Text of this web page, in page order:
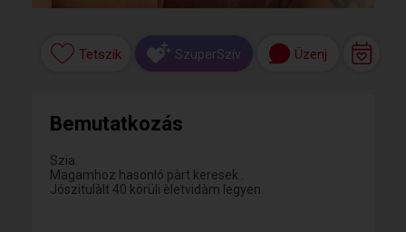
Tetszik SzuperSzív Üzenj
Bemutatkozás
Szia.
Magamhoz hasonló pàrt keresek .
Jószitulàlt 40 körüli èletvidàm legyen.